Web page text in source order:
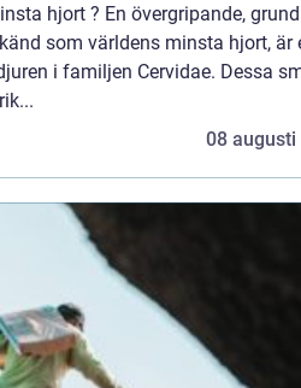
hjort ? En övergripande,
som världens minsta hjort, är
i familjen Cervidae. Dessa
08 augusti